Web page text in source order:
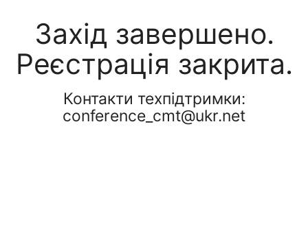
Захід завершено.
Реєстрація закрита.
Контакти техпідтримки:
conference_cmt@ukr.net